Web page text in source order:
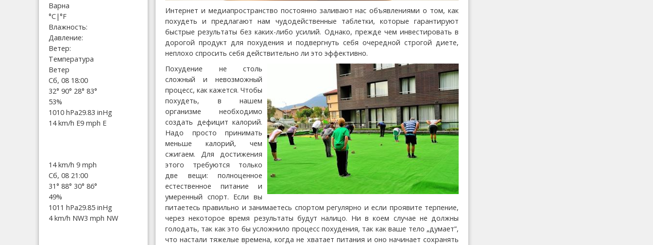
Интернет и медиапространство постоянно заливают нас объявлениями о том, как
похудеть и предлагают нам чудодейственные таблетки, которые гарантируют
быстрые результаты без каких-либо усилий. Однако, прежде чем инвестировать в
дорогой продукт для похудения и подвергнуть себя очередной строгой диете,
неплохо спросить себя действительно ли это эффективно.
Похудение не столь
сложный и невозможный
процесс, как кажется. Чтобы
похудеть, в нашем
организме необходимо
создать дефицит калорий.
Надо просто принимать
меньше калорий, чем
сжигаем. Для достижения
этого требуются только
две вещи: полноценное
естественное питание и
умеренный спорт. Если вы
питаетесь правильно и занимаетесь спортом регулярно и если проявите терпение,
через некоторое время результаты будут налицо. Ни в коем случае не должны
голодать, так как это бы усложнило процесс похудения, так как ваше тело „думает”,
что настали тяжелые времена, когда не хватает питания и оно начинает сохранять
Варна
°C|°F
Влажность:
Давление:
Ветер:
Температура
Ветер
Сб, 08 18:00
32° 90° 28° 83°
53%
1010 hPa29.83 inHg
14 km/h E9 mph E
14 km/h 9 mph
Сб, 08 21:00
31° 88° 30° 86°
49%
1011 hPa29.85 inHg
4 km/h NW3 mph NW